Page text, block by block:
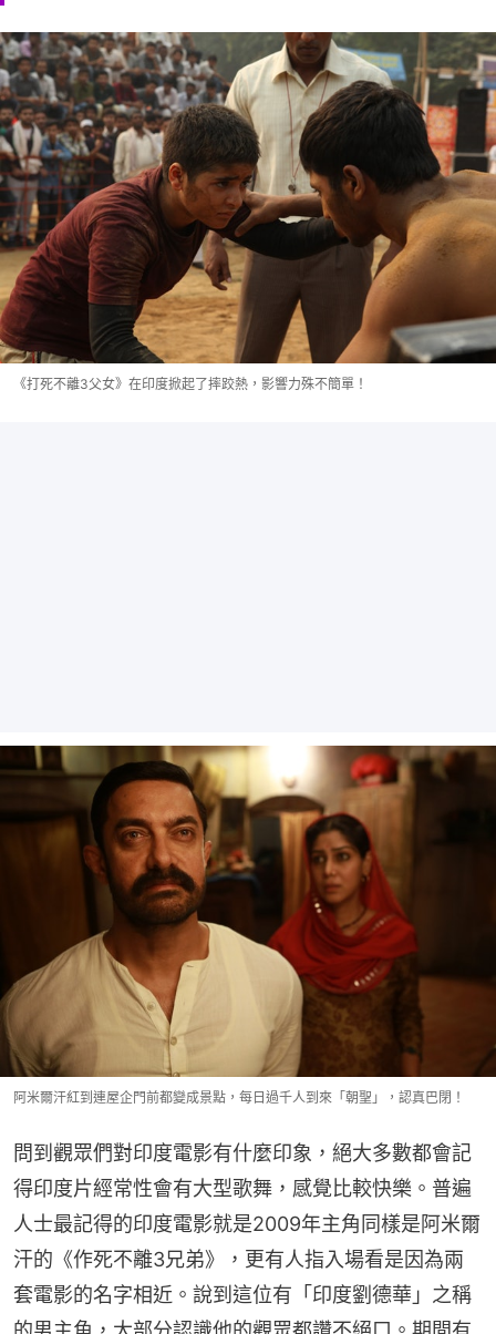
《打死不離3父女》在印度掀起了摔跤熱，影響力殊不簡單！
阿米爾汗紅到連屋企門前都變成景點，每日過千人到來「朝聖」，認真巴閉！
問到觀眾們對印度電影有什麼印象，絕大多數都會記
得印度片經常性會有大型歌舞，感覺比較快樂。普遍
人士最記得的印度電影就是2009年主角同樣是阿米爾
汗的《作死不離3兄弟》，更有人指入場看是因為兩
套電影的名字相近。說到這位有「印度劉德華」之稱